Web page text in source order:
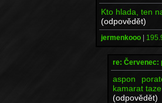
Kto hlada, ten
(odpovědět)
jermenkooo |
re: Červenec:
aspon
kamarat
(odpovědět)